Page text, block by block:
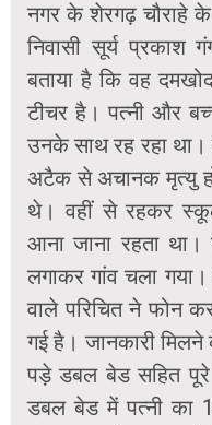
नगर के शेरगढ़ चौराहे के
निवासी सूर्य प्रकाश
बताया है कि वह
टीचर है। पत्नी और
उनके साथ रह रहा था।
अटैक से अचानक मृत्यु
थे। वहीं से रहकर
आना जाना रहता था।
लगाकर गांव चला
वाले परिचित ने फोन
गई है। जानकारी
पड़े डबल बेड सहित पूरे
डबल बेड में पत्नी का